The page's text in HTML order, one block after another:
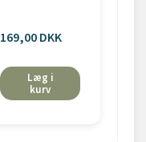
169,00 DKK
Læg i
kurv